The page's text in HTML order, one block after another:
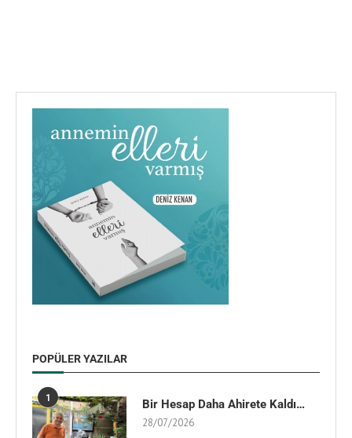
POPÜLER YAZILAR
1 Bir Hesap Daha Ahirete Kaldı…
28/07/2026